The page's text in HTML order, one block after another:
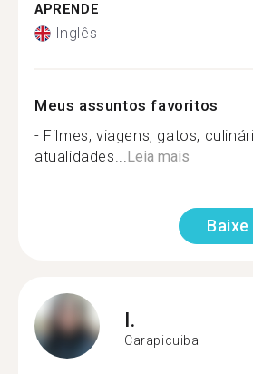
APRENDE
Inglês
Meus assuntos favoritos
- Filmes, viagens, gatos,
atualidades...Leia mais
I.
Carapicuiba